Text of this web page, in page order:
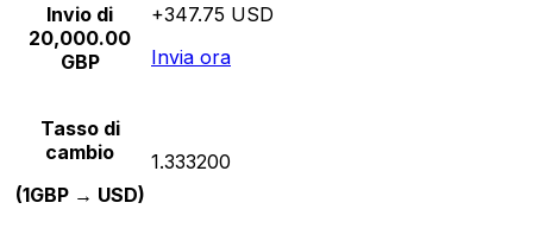
Invio di
20,000.00
GBP
+347.75 USD
Invia ora
Tasso di
cambio
(1GBP → USD)
1.333200